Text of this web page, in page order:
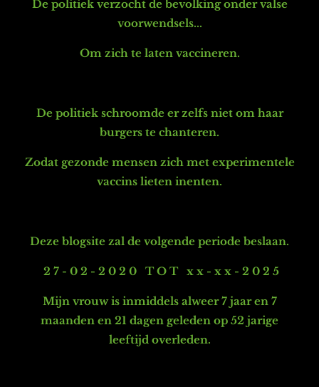
De politiek verzocht de bevolking onder valse
voorwendsels...
Om zich te laten vaccineren.
De politiek schroomde er zelfs niet om haar
burgers te chanteren.
Zodat gezonde mensen zich met experimentele
vaccins lieten inenten.
Deze blogsite zal de volgende periode beslaan.
2 7 - 0 2 - 2 0 2 0 T O T x x - x x - 2 0 2 5
Mijn vrouw is inmiddels alweer 7 jaar en 7
maanden en 21 dagen geleden op 52 jarige
leeftijd overleden.